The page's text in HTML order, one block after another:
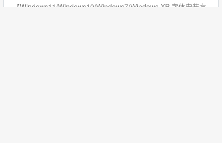
【Windows11/Windows10/Windows7/Windows XP 字体安装方